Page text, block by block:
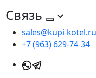
Связь
sales@kupi-kotel.ru
+7 (963) 629-74-34